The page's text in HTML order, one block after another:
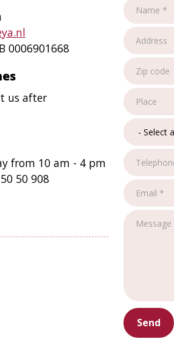
0006901668
us after
from 10 am - 4 pm
50 908